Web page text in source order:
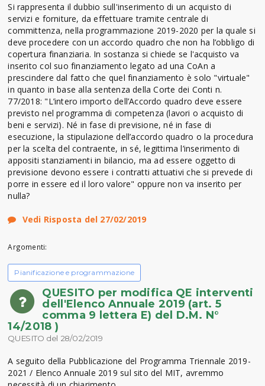
Si rappresenta il dubbio sull'inserimento di un acquisto di
servizi e forniture, da effettuare tramite centrale di
committenza, nella programmazione 2019-2020 per la quale si
deve procedere con un accordo quadro che non ha l’obbligo di
copertura finanziaria. In sostanza si chiede se l'acquisto va
inserito col suo finanziamento legato ad una CoAn a
prescindere dal fatto che quel finanziamento è solo "virtuale"
in quanto in base alla sentenza della Corte dei Conti n.
77/2018: "L’intero importo dell’Accordo quadro deve essere
previsto nel programma di competenza (lavori o acquisto di
beni e servizi). Né in fase di previsione, né in fase di
esecuzione, la stipulazione dell’accordo quadro o la procedura
per la scelta del contraente, in sé, legittima l’inserimento di
appositi stanziamenti in bilancio, ma ad essere oggetto di
previsione devono essere i contratti attuativi che si prevede di
porre in essere ed il loro valore" oppure non va inserito per
nulla?
Vedi Risposta del 27/02/2019
Argomenti:
Pianificazione e programmazione
QUESITO per modifica QE interventi
dell'Elenco Annuale 2019 (art. 5
comma 9 lettera E) del D.M. N°
14/2018 )
QUESITO del 28/02/2019
A seguito della Pubblicazione del Programma Triennale 2019-
2021 / Elenco Annuale 2019 sul sito del MIT, avremmo